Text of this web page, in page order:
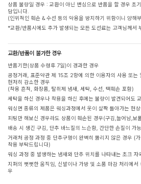
상품 불량일 경우 : 교환이 아닌 변심으로 반품을 할 경우
담입니다.
(인위적인 훼손 & 수선 등의 악용을 방지하기 위함이니 양해
*교환/반품시에도 추가 발생되는 모든 도선료는 고객님께서
교환/반품이 불가한 경우
반품기한(상품 수령후 7일)이 경과한 경우
공정거래, 표준약관 제 15조 2항에 의한 이용자의 사용 또는
현저히 감소한 경우
(착용 흔적, 화장품, 탈취제 냄새, 세탁, 수선, 택훼손 포함)
세탁을 하신 경우나 착용을 하신 후에는 불량이 발견되어도
워싱면 종류의 제품은 워싱과정에서 옷이 살짝 돌아가는 현
피팅만 해보신 경우라도 상품이 훼손된 경우(구김,늘어남,보
배송 시 생긴 구김, 단추 바느질의 느슨함, 간단한 손질이 가
거래처 공정 과정 중 단추구멍이 완벽히 뚫리지 않은 경우 (
착용 부탁드립니다)
워싱 과정 중 발생하는 냄새와 단추 위치를 나타내는 초크 자
지퍼의 뻣뻣한 움직임, 신발이나 가방 및 소품 마감 처리에서
우